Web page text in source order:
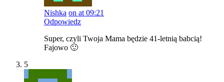
Nishka on at 09:21
Odpowiedz
Super, czyli Twoja Mama będzie 41-letnią babcią!
Fajowo 🙂
5